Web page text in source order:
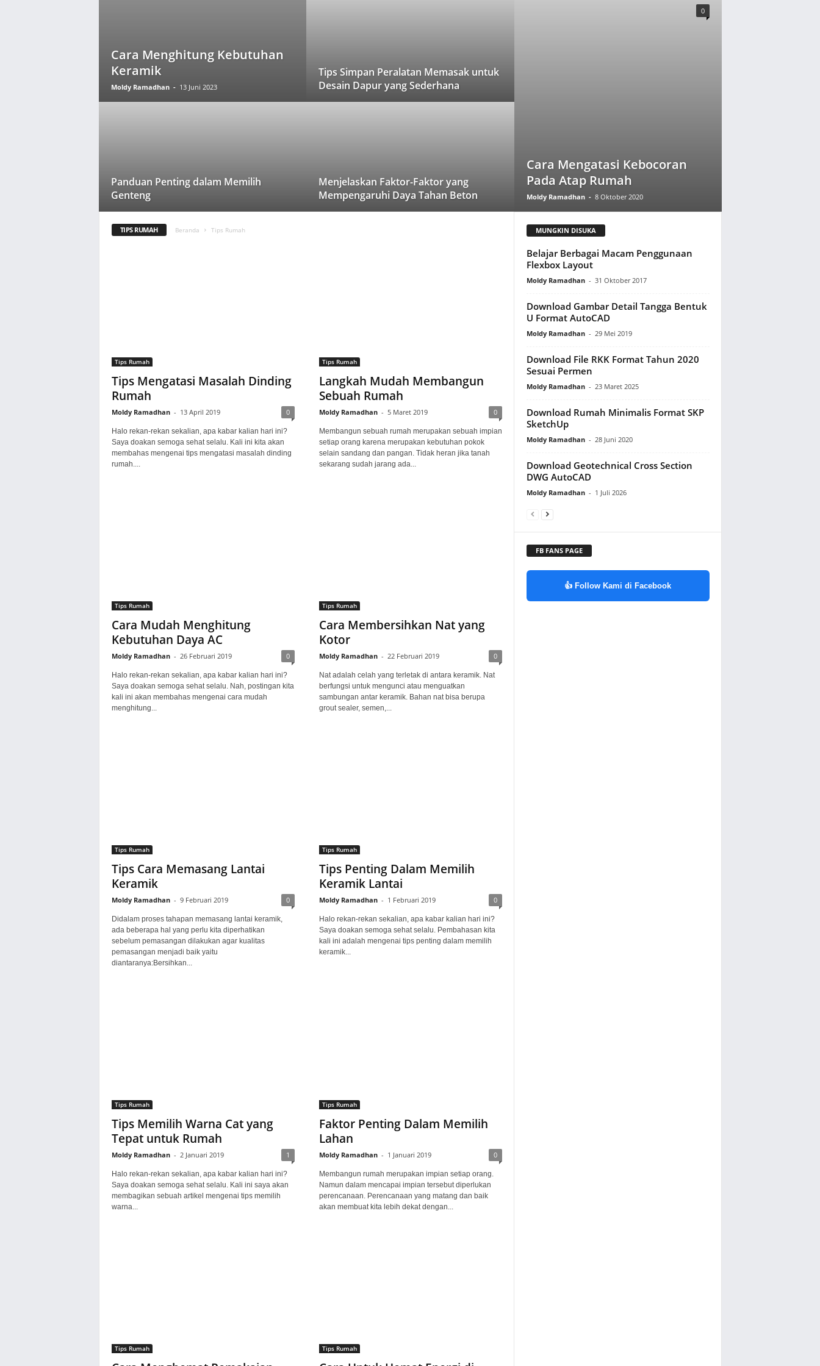
Cara Menghitung Kebutuhan
Keramik
Moldy Ramadhan - 13 Juni 2023
Panduan Penting dalam Memilih
Genteng
Tips Simpan Peralatan Memasak untuk
Desain Dapur yang Sederhana
Menjelaskan Faktor-Faktor yang
Mempengaruhi Daya Tahan Beton
Cara Mengatasi Kebocoran
Pada Atap Rumah
Moldy Ramadhan - 8 Oktober 2020
0
TIPS RUMAH Beranda Tips Rumah
Tips Rumah
Tips Mengatasi Masalah Dinding
Rumah
Moldy Ramadhan - 13 April 2019 0
Halo rekan-rekan sekalian, apa kabar kalian hari ini?
Saya doakan semoga sehat selalu. Kali ini kita akan
membahas mengenai tips mengatasi masalah dinding
rumah....
Tips Rumah
Langkah Mudah Membangun
Sebuah Rumah
Moldy Ramadhan - 5 Maret 2019 0
Membangun sebuah rumah merupakan sebuah impian
setiap orang karena merupakan kebutuhan pokok
selain sandang dan pangan. Tidak heran jika tanah
sekarang sudah jarang ada...
Tips Rumah
Cara Mudah Menghitung
Kebutuhan Daya AC
Moldy Ramadhan - 26 Februari 2019 0
Halo rekan-rekan sekalian, apa kabar kalian hari ini?
Saya doakan semoga sehat selalu. Nah, postingan kita
kali ini akan membahas mengenai cara mudah
menghitung...
Tips Rumah
Cara Membersihkan Nat yang
Kotor
Moldy Ramadhan - 22 Februari 2019 0
Nat adalah celah yang terletak di antara keramik. Nat
berfungsi untuk mengunci atau menguatkan
sambungan antar keramik. Bahan nat bisa berupa
grout sealer, semen,...
Tips Rumah
Tips Cara Memasang Lantai
Keramik
Moldy Ramadhan - 9 Februari 2019 0
Didalam proses tahapan memasang lantai keramik,
ada beberapa hal yang perlu kita diperhatikan
sebelum pemasangan dilakukan agar kualitas
pemasangan menjadi baik yaitu
diantaranya:Bersihkan...
Tips Rumah
Tips Penting Dalam Memilih
Keramik Lantai
Moldy Ramadhan - 1 Februari 2019 0
Halo rekan-rekan sekalian, apa kabar kalian hari ini?
Saya doakan semoga sehat selalu. Pembahasan kita
kali ini adalah mengenai tips penting dalam memilih
keramik...
Tips Rumah
Tips Memilih Warna Cat yang
Tepat untuk Rumah
Moldy Ramadhan - 2 Januari 2019 1
Halo rekan-rekan sekalian, apa kabar kalian hari ini?
Saya doakan semoga sehat selalu. Kali ini saya akan
membagikan sebuah artikel mengenai tips memilih
warna...
Tips Rumah
Faktor Penting Dalam Memilih
Lahan
Moldy Ramadhan - 1 Januari 2019 0
Membangun rumah merupakan impian setiap orang.
Namun dalam mencapai impian tersebut diperlukan
perencanaan. Perencanaan yang matang dan baik
akan membuat kita lebih dekat dengan...
Tips Rumah Tips Rumah
MUNGKIN DISUKA
Belajar Berbagai Macam Penggunaan
Flexbox Layout
Moldy Ramadhan - 31 Oktober 2017
Download Gambar Detail Tangga Bentuk
U Format AutoCAD
Moldy Ramadhan - 29 Mei 2019
Download File RKK Format Tahun 2020
Sesuai Permen
Moldy Ramadhan - 23 Maret 2025
Download Rumah Minimalis Format SKP
SketchUp
Moldy Ramadhan - 28 Juni 2020
Download Geotechnical Cross Section
DWG AutoCAD
Moldy Ramadhan - 1 Juli 2026
FB FANS PAGE
👍 Follow Kami di Facebook